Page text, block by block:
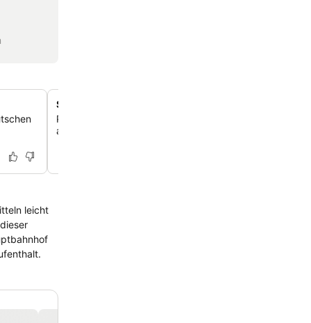
Sichere Parkmöglichkeiten vor Ort
Profitiere von bequemen Parkplätzen direkt hinter dem
auch für größere Fahrzeuge geeignet sind.
leicht